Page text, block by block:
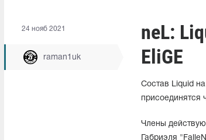
24 нояб 2021
raman1uk
neL:
EliGE
Состав Liquid
присоединятся
Члены
Габриэля